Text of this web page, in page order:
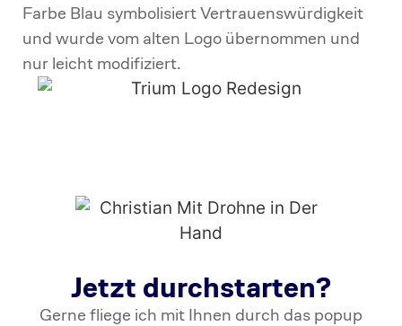
Farbe Blau symbolisiert Vertrauenswürdigkeit
und wurde vom alten Logo übernommen und
nur leicht modifiziert.
Jetzt durchstarten?
Gerne fliege ich mit Ihnen durch das popup